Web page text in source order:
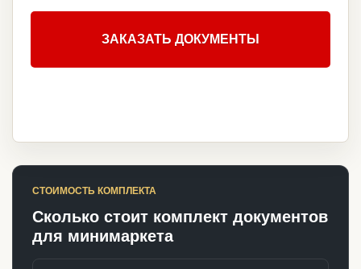
ЗАКАЗАТЬ ДОКУМЕНТЫ
СТОИМОСТЬ КОМПЛЕКТА
Сколько стоит комплект документов
для минимаркета